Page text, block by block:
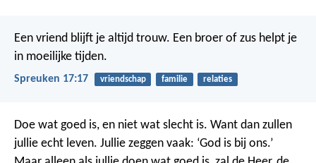
Een vriend blijft je altijd trouw. Een broer of zus helpt je
in moeilijke tijden.
Spreuken 17:17 vriendschap familie relaties
Doe wat goed is, en niet wat slecht is. Want dan zullen
jullie echt leven. Jullie zeggen vaak: ‘God is bij ons.’